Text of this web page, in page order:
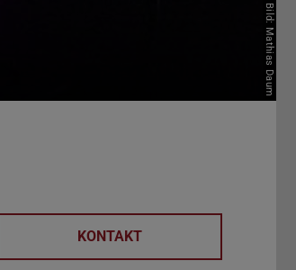
Bild: Mathias Daum
KONTAKT